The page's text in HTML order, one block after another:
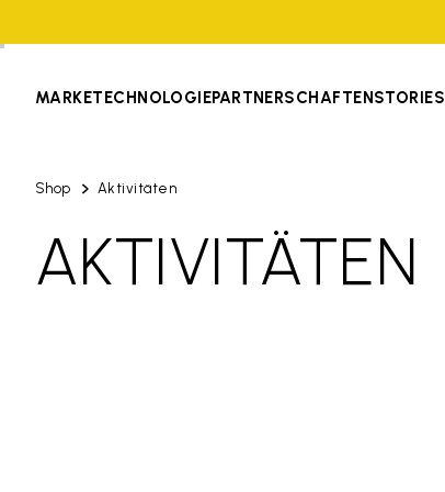
MARKETECHNOLOGIEPARTNERSCHAFTENSTORIES
Shop Aktivitäten
AKTIVITÄTEN